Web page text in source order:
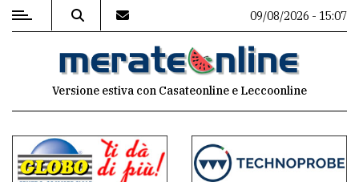
MENU
commenti
09/08/2026 - 15:07
Versione estiva con Casateonline e Leccoonline